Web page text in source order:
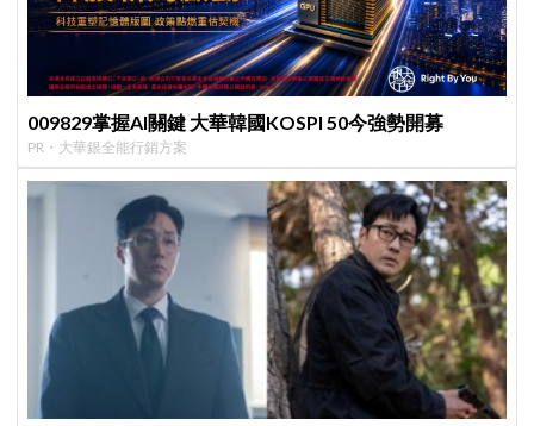
009829掌握AI關鍵 大華韓國KOSPI 50今強勢開募
PR・大華銀全能行銷方案